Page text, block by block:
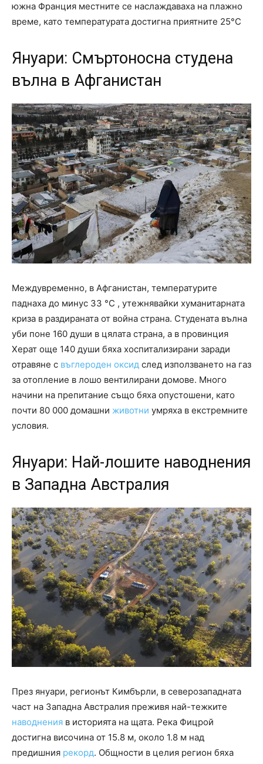
южна Франция местните се наслаждаваха на плажно
време, като температурата достигна приятните 25°C
Януари: Смъртоносна студена
вълна в Афганистан
Междувременно, в Афганистан, температурите
паднаха до минус 33 °C , утежнявайки хуманитарната
криза в раздираната от война страна. Студената вълна
уби поне 160 души в цялата страна, а в провинция
Херат още 140 души бяха хоспитализирани заради
отравяне с въглероден оксид след използването на газ
за отопление в лошо вентилирани домове. Много
начини на препитание също бяха опустошени, като
почти 80 000 домашни животни умряха в екстремните
условия.
Януари: Най-лошите наводнения
в Западна Австралия
През януари, регионът Кимбърли, в северозападната
част на Западна Австралия преживя най-тежките
наводнения в историята на щата. Река Фицрой
достигна височина от 15.8 м, около 1.8 м над
предишния рекорд. Общности в целия регион бяха